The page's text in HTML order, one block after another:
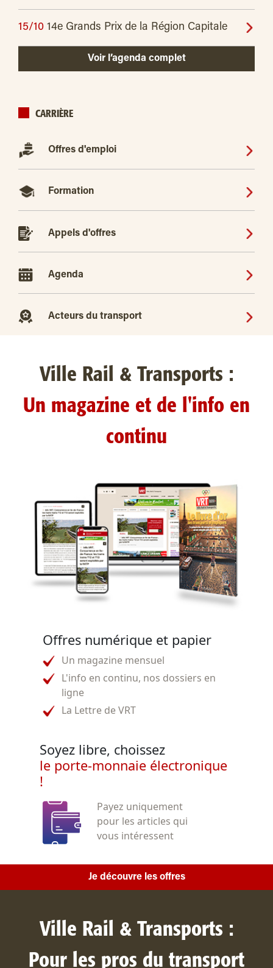
15/10 14e Grands Prix de la Région Capitale
Voir l’agenda complet
CARRIÈRE
Offres d'emploi
Formation
Appels d'offres
Agenda
Acteurs du transport
Ville Rail & Transports :
Un magazine et de l'info en
continu
Offres numérique et papier
Un magazine mensuel
L'info en continu, nos dossiers en
ligne
La Lettre de VRT
Soyez libre, choissez
le porte-monnaie électronique
!
Payez uniquement
pour les articles qui
vous intéressent
Je découvre les offres
Ville Rail & Transports :
Pour les pros du transport